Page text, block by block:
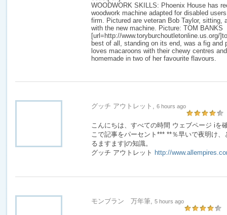
WOODWORK SKILLS: Phoenix House has
woodwork machine adapted for disabled
firm. Pictured are veteran Bob Taylor, sitting,
with the new machine. Picture: TOM BANKS
[url=http://www.toryburchoutletonline.us.org/
best of all, standing on its end, was a fig and
loves macaroons with their chewy centres
homemade in two of her favourite flavours.
グッチ アウトレット, 6 hours ago
こんにちは、すべての時間 ウェブページ iを
こで記事をパーセント*** **％早いで夜明け
るますます|の知識。
グッチ アウトレット http://
モンブラン 万年筆, 5 hours ago